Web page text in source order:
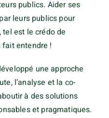
publics. Aider ses
leurs publics pour
tel est le crédo de
fait entendre !
une approche
l’analyse et la co-
à des solutions
et pragmatiques.